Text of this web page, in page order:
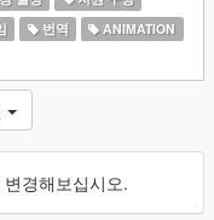
번역
ANIMATION
경해보십시오.